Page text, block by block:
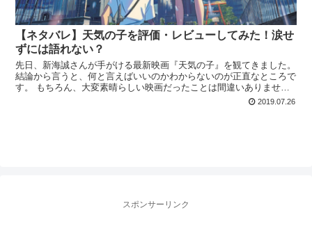
【ネタバレ】天気の子を評価・レビューしてみた！涙せ
ずには語れない？
先日、新海誠さんが手がける最新映画『天気の子』を観てきました。
結論から言うと、何と言えばいいのかわからないのが正直なところで
す。 もちろん、大変素晴らしい映画だったことは間違いありません
し、周りから観に行くべきかと問われたら、ぜひ一度は観...2019.07.26
スポンサーリンク